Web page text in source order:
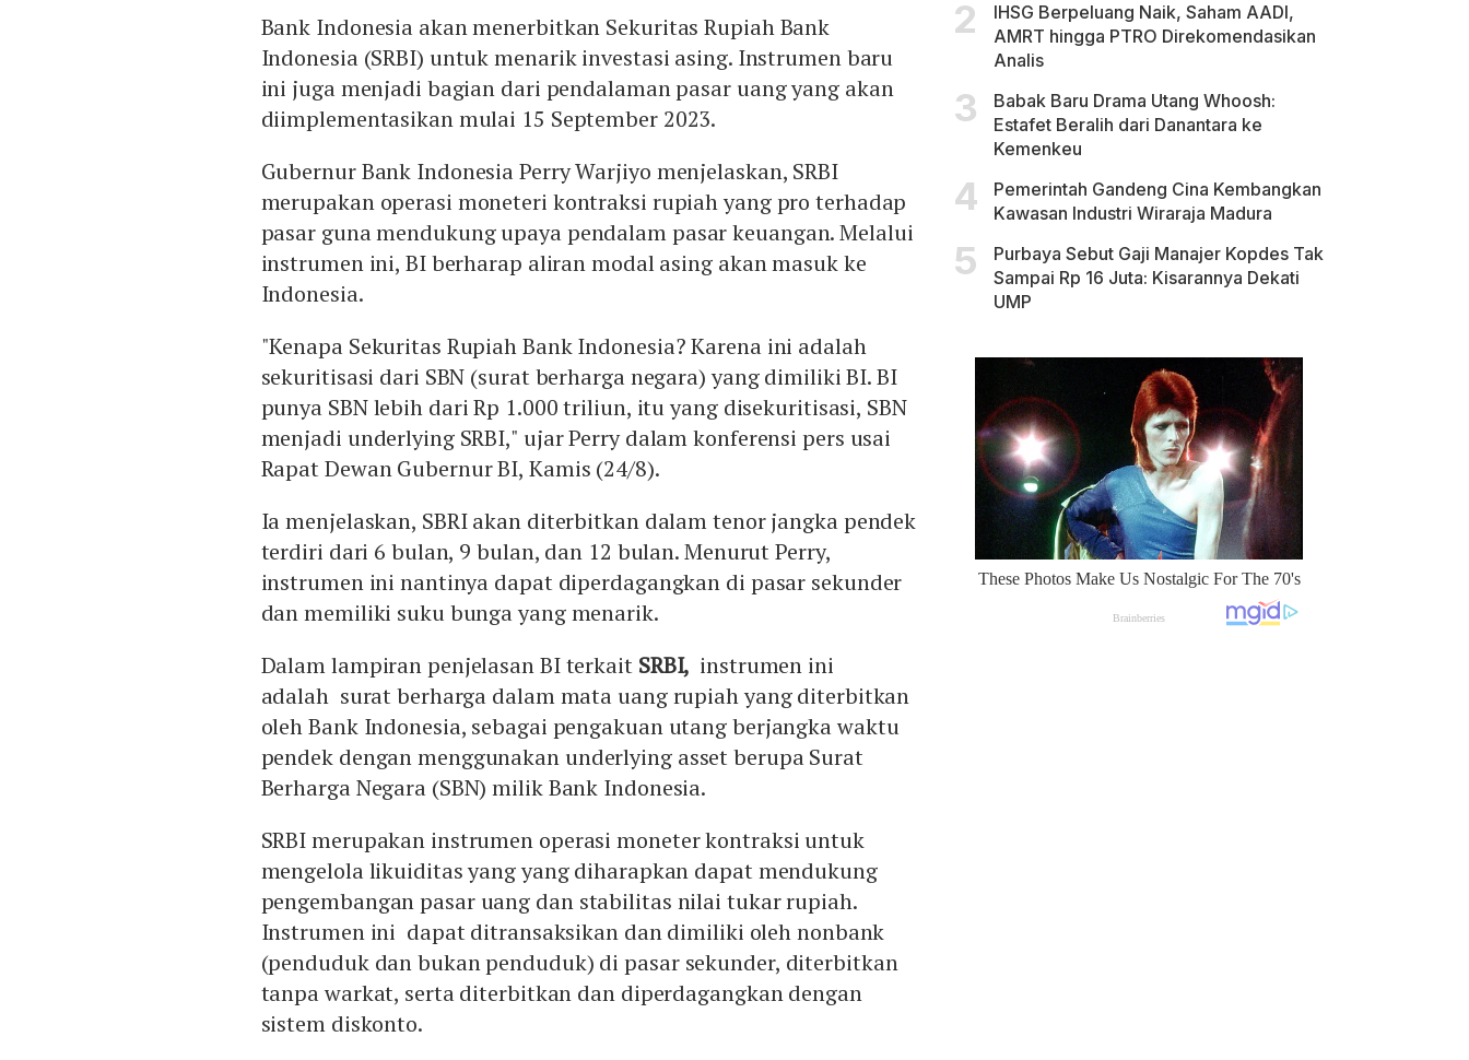
Bank Indonesia akan menerbitkan Sekuritas Rupiah Bank
Indonesia (SRBI) untuk menarik investasi asing. Instrumen baru
ini juga menjadi bagian dari pendalaman pasar uang yang akan
diimplementasikan mulai 15 September 2023.
Gubernur Bank Indonesia Perry Warjiyo menjelaskan, SRBI
merupakan operasi moneteri kontraksi rupiah yang pro terhadap
pasar guna mendukung upaya pendalam pasar keuangan. Melalui
instrumen ini, BI berharap aliran modal asing akan masuk ke
Indonesia.
"Kenapa Sekuritas Rupiah Bank Indonesia? Karena ini adalah
sekuritisasi dari SBN (surat berharga negara) yang dimiliki BI. BI
punya SBN lebih dari Rp 1.000 triliun, itu yang disekuritisasi, SBN
menjadi underlying SRBI," ujar Perry dalam konferensi pers usai
Rapat Dewan Gubernur BI, Kamis (24/8).
Ia menjelaskan, SBRI akan diterbitkan dalam tenor jangka pendek
terdiri dari 6 bulan, 9 bulan, dan 12 bulan. Menurut Perry,
instrumen ini nantinya dapat diperdagangkan di pasar sekunder
dan memiliki suku bunga yang menarik.
Dalam lampiran penjelasan BI terkait SRBI, instrumen ini
adalah surat berharga dalam mata uang rupiah yang diterbitkan
oleh Bank Indonesia, sebagai pengakuan utang berjangka waktu
pendek dengan menggunakan underlying asset berupa Surat
Berharga Negara (SBN) milik Bank Indonesia.
SRBI merupakan instrumen operasi moneter kontraksi untuk
mengelola likuiditas yang yang diharapkan dapat mendukung
pengembangan pasar uang dan stabilitas nilai tukar rupiah.
Instrumen ini dapat ditransaksikan dan dimiliki oleh nonbank
(penduduk dan bukan penduduk) di pasar sekunder, diterbitkan
tanpa warkat, serta diterbitkan dan diperdagangkan dengan
sistem diskonto.
IHSG Berpeluang Naik, Saham AADI,
AMRT hingga PTRO Direkomendasikan
Analis
Babak Baru Drama Utang Whoosh:
Estafet Beralih dari Danantara ke
Kemenkeu
Pemerintah Gandeng Cina Kembangkan
Kawasan Industri Wiraraja Madura
Purbaya Sebut Gaji Manajer Kopdes Tak
Sampai Rp 16 Juta: Kisarannya Dekati
UMP